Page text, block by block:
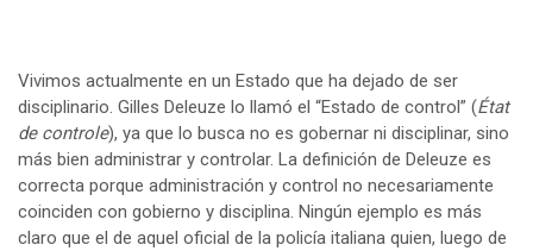
Vivimos actualmente en un Estado que ha dejado de ser
disciplinario. Gilles Deleuze lo llamó el “Estado de control” (État
de controle), ya que lo busca no es gobernar ni disciplinar, sino
más bien administrar y controlar. La definición de Deleuze es
correcta porque administración y control no necesariamente
coinciden con gobierno y disciplina. Ningún ejemplo es más
claro que el de aquel oficial de la policía italiana quien, luego de